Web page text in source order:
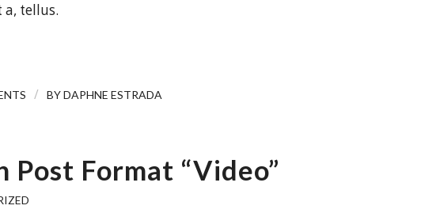
tellus.
/ BYDAPHNE ESTRADA
Post Format “Video”